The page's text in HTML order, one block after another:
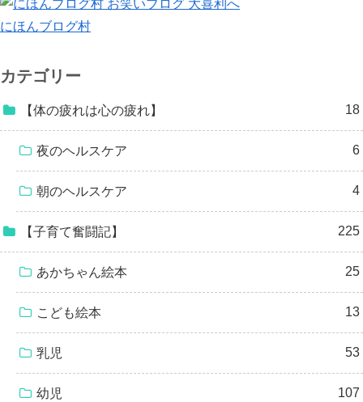
にほんブログ村
カテゴリー
【体の疲れは心の疲れ】 18
夜のヘルスケア 6
朝のヘルスケア 4
【子育て奮闘記】 225
あかちゃん絵本 25
こども絵本 13
乳児 53
幼児 107